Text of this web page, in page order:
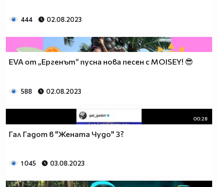
444 02.08.2023
EVA от „Ергенът“ пусна нова песен с MOISEY! 😎
588 02.08.2023
00:28
Гал Гадот в "Жената Чудо" 3?
1 045 03.08.2023